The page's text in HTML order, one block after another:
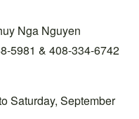
Nga Nguyen
5981 & 408-334-6742
Saturday, September